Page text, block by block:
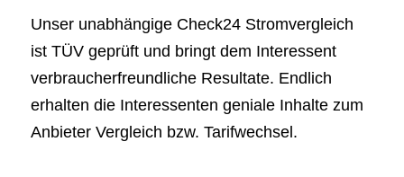
Unser unabhängige Check24 Stromvergleich
ist TÜV geprüft und bringt dem Interessent
verbraucherfreundliche Resultate. Endlich
erhalten die Interessenten geniale Inhalte zum
Anbieter Vergleich bzw. Tarifwechsel.